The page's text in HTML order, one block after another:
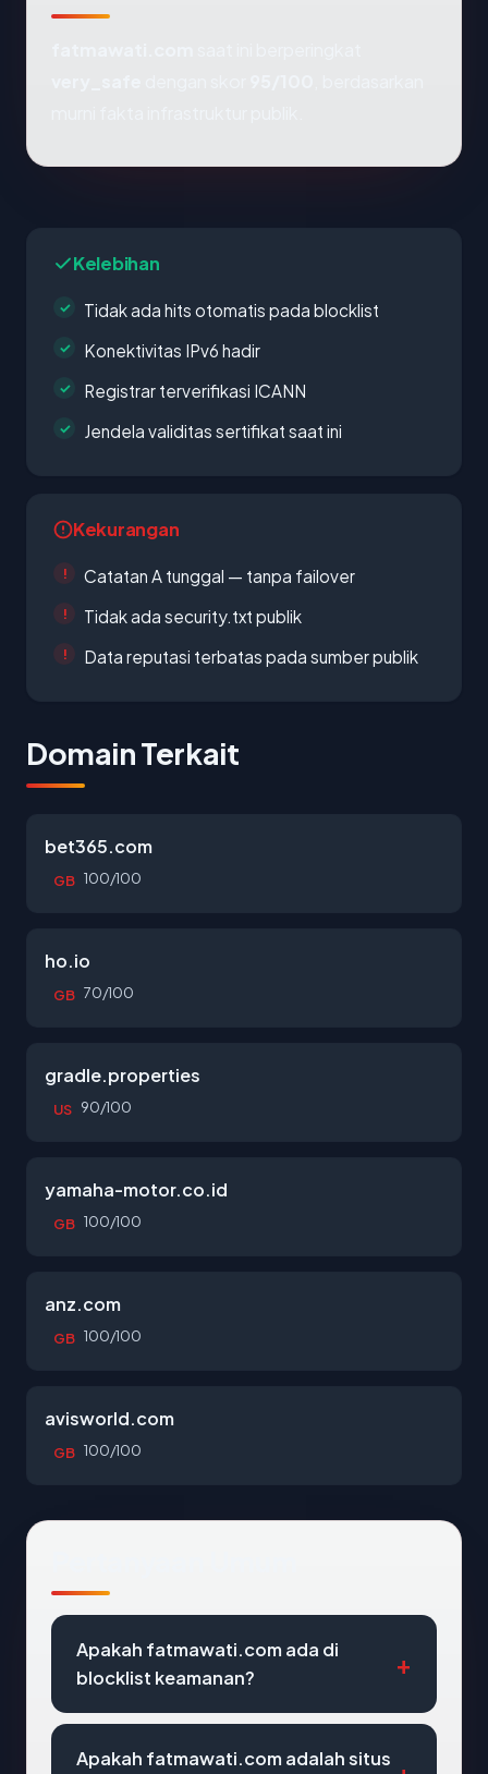
Kelebihan
Tidak ada hits otomatis pada blocklist
Konektivitas IPv6 hadir
Registrar terverifikasi ICANN
Jendela validitas sertifikat saat ini
Kekurangan
Catatan A tunggal — tanpa failover
Tidak ada security.txt publik
Data reputasi terbatas pada sumber publik
Domain Terkait
bet365.com
GB 100/100
ho.io
GB 70/100
gradle.properties
US 90/100
yamaha-motor.co.id
GB 100/100
anz.com
GB 100/100
avisworld.com
GB 100/100
Apakah fatmawati.com ada di
blocklist keamanan?
Apakah fatmawati.com adalah situs